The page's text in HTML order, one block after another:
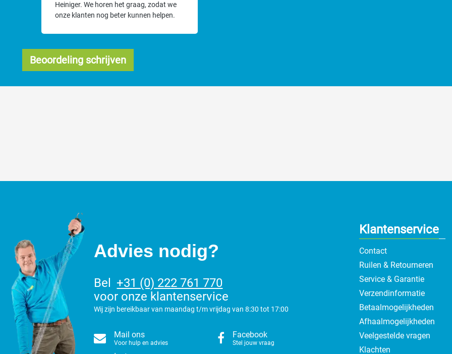
Heiniger. We horen het graag, zodat we
onze klanten nog beter kunnen helpen.
Beoordeling schrijven
Klantenservice
Contact
Ruilen & Retourneren
Service & Garantie
Verzendinformatie
Betaalmogelijkheden
Afhaalmogelijkheden
Veelgestelde vragen
Klachten
Advies nodig?
Bel
+31 (0) 222 761 770
voor onze klantenservice
Wij zijn bereikbaar van maandag t/m vrijdag van 8:30 tot 17:00
Mail ons
Voor hulp en advies
Facebook
Stel jouw vraag